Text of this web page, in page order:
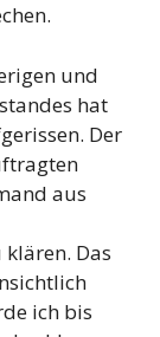
und
hat
Der
aus
Das
ich bis